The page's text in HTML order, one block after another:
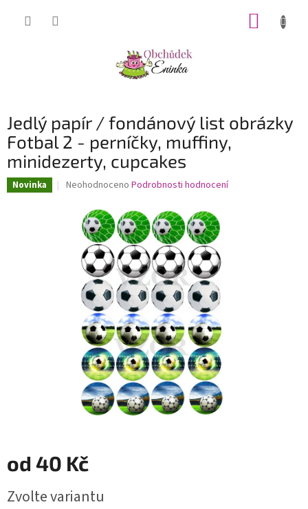
Jedlý papír / fondánový list obrázky
Fotbal 2 - perníčky, muffiny,
minidezerty, cupcakes
Novinka
Průměrné
produktu
hvězdiček.
Neohodnoceno Podrobnosti hodnocení
od 40 Kč
cena:
Zvolte variantu